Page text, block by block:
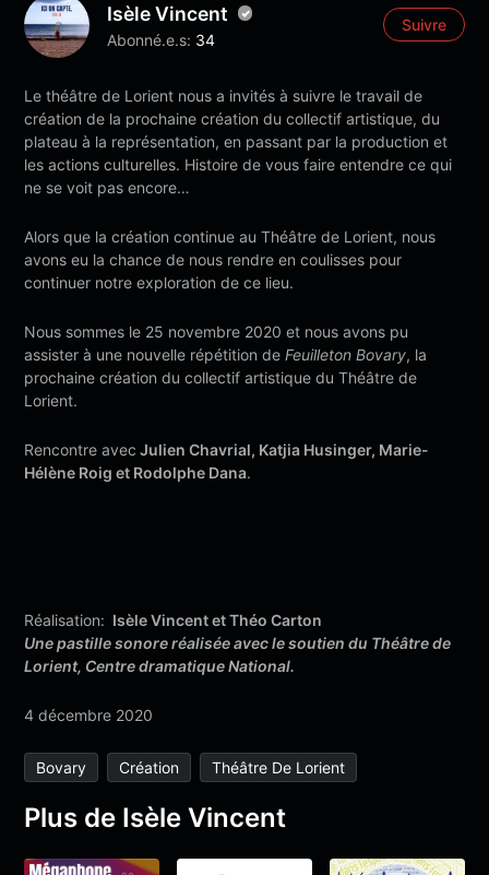
Isèle Vincent
Abonné.e.s: 34
Suivre
Le théâtre de Lorient nous a invités à suivre le travail de
création de la prochaine création du collectif artistique, du
plateau à la représentation, en passant par la production et
les actions culturelles. Histoire de vous faire entendre ce qui
ne se voit pas encore…
Alors que la création continue au Théâtre de Lorient, nous
avons eu la chance de nous rendre en coulisses pour
continuer notre exploration de ce lieu.
Nous sommes le 25 novembre 2020 et nous avons pu
assister à une nouvelle répétition deFeuilleton Bovary, la
prochaine création du collectif artistique du Théâtre de
Lorient.
Rencontre avec Julien Chavrial, Katjia Husinger, Marie-
Hélène Roig et Rodolphe Dana.
Réalisation: Isèle Vincent et Théo Carton
Une pastille sonore réalisée avec le soutien du Théâtre de
Lorient, Centre dramatique National.
4 décembre 2020
Bovary Création Théâtre De Lorient
Plus de Isèle Vincent